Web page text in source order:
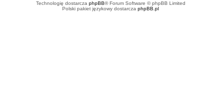
Technologię dostarcza phpBB® Forum Software © phpBB Limited
Polski pakiet językowy dostarcza phpBB.pl